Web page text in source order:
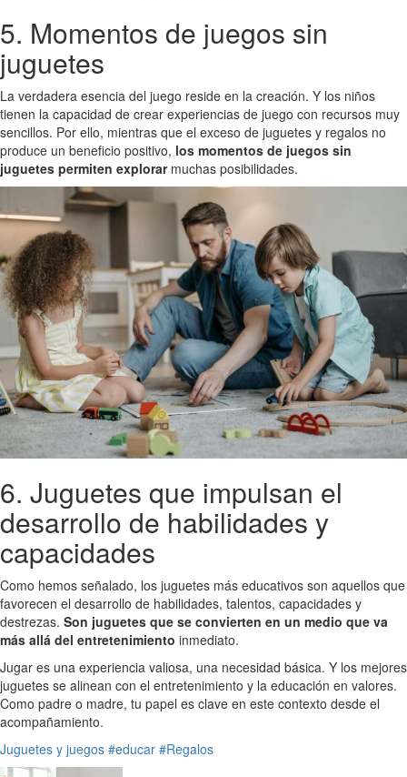
5. Momentos de juegos sin
juguetes
La verdadera esencia del juego reside en la creación. Y los niños
tienen la capacidad de crear experiencias de juego con recursos muy
sencillos. Por ello, mientras que el exceso de juguetes y regalos no
produce un beneficio positivo, los momentos de juegos sin
juguetes permiten explorarmuchas posibilidades.
6. Juguetes que impulsan el
desarrollo de habilidades y
capacidades
Como hemos señalado, los juguetes más educativos son aquellos que
favorecen el desarrollo de habilidades, talentos, capacidades y
destrezas. Son juguetes que se convierten en un medio que va
más allá del entretenimiento inmediato.
Jugar es una experiencia valiosa, una necesidad básica. Y los mejores
juguetes se alinean con el entretenimiento y la educación en valores.
Como padre o madre, tu papel es clave en este contexto desde el
acompañamiento.
Juguetes y juegos #educar #Regalos